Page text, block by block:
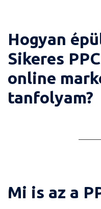
Hogyan
Sikeres
online
tanfolyam?
Mi is az a